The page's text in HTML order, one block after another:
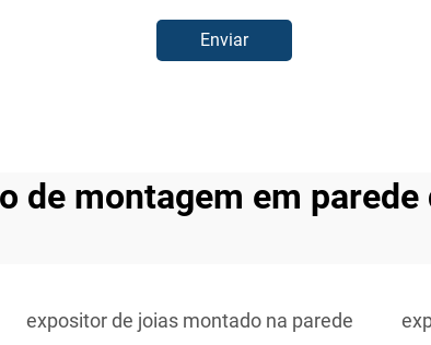
Enviar
de montagem em parede
expositor de joias montado na parede